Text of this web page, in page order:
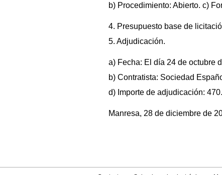
b) Procedimiento: Abierto. c)
4. Presupuesto base de
5. Adjudicación.
a) Fecha: El día 24 de octubre
b) Contratista: Sociedad
d) Importe de adjudicación:
Manresa, 28 de diciembre de